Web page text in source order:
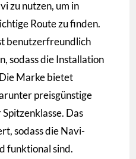
zu nutzen, um in
Route zu finden.
benutzerfreundlich
sodass die Installation
Marke bietet
preisgünstige
Das
sodass die Navi-
funktional sind.